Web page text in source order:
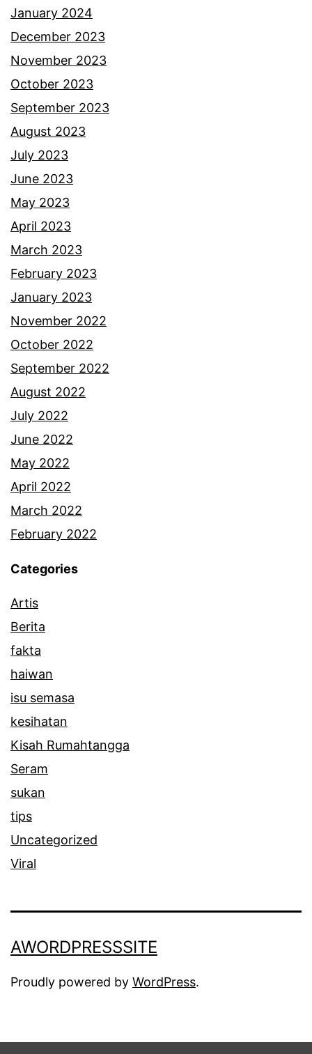
e
n
g
h
a
d
a
p
i
l
l
a
h
i
January 2024
December 2023
November 2023
October 2023
September 2023
August 2023
July 2023
June 2023
May 2023
April 2023
March 2023
February 2023
January 2023
November 2022
October 2022
September 2022
August 2022
July 2022
June 2022
May 2022
April 2022
March 2022
February 2022
Categories
Artis
Berita
fakta
haiwan
isu semasa
kesihatan
Kisah Rumahtangga
Seram
sukan
tips
Uncategorized
Viral
AWORDPRESSSITE
Proudly powered by WordPress.